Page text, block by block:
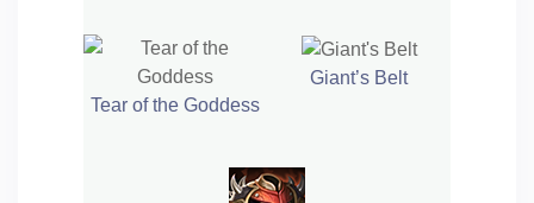
Tear of the Goddess
Giant’s Belt